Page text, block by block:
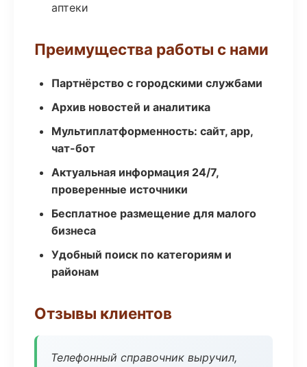
аптеки
Преимущества работы с нами
Партнёрство с городскими службами
Архив новостей и аналитика
Мультиплатформенность: сайт, app,
чат-бот
Актуальная информация 24/7,
проверенные источники
Бесплатное размещение для малого
бизнеса
Удобный поиск по категориям и
районам
Отзывы клиентов
Телефонный справочник выручил,